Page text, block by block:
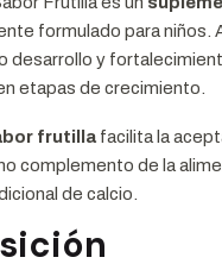
formulado para niños.
desarrollo y
etapas de crecimiento.
frutilla facilita la
complemento de la
de calcio.